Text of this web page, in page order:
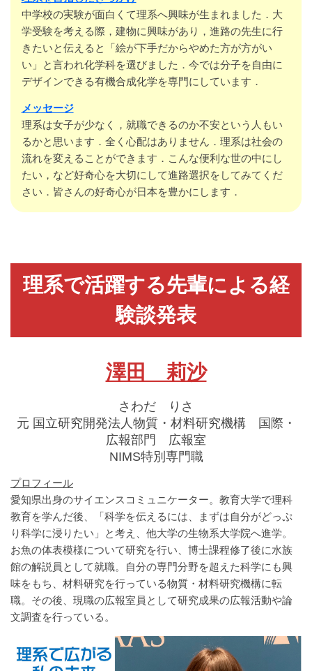
中学校の実験が面白くて理系へ興味が生まれました．大
学受験を考える際，建物に興味があり，進路の先生に行
きたいと伝えると「絵が下手だからやめた方が方がい
い」と言われ化学科を選びました．今では分子を自由に
デザインできる有機合成化学を専門にしています．
メッセージ
理系は女子が少なく，就職できるのか不安という人もい
るかと思います．全く心配はありません．理系は社会の
流れを変えることができます．こんな便利な世の中にし
たい，など好奇心を大切にして進路選択をしてみてくだ
さい．皆さんの好奇心が日本を豊かにします．
理系で活躍する先輩による経
験談発表
澤田 莉沙
さわだ りさ
元 国立研究開発法人物質・材料研究機構 国際・
広報部門 広報室
NIMS特別専門職
プロフィール
愛知県出身のサイエンスコミュニケーター。教育大学で理科
教育を学んだ後、「科学を伝えるには、まずは自分がどっぷ
り科学に浸りたい」と考え、他大学の生物系大学院へ進学。
お魚の体表模様について研究を行い、博士課程修了後に水族
館の解説員として就職。自分の専門分野を超えた科学にも興
味をもち、材料研究を行っている物質・材料研究機構に転
職。その後、現職の広報室員として研究成果の広報活動や論
文調査を行っている。